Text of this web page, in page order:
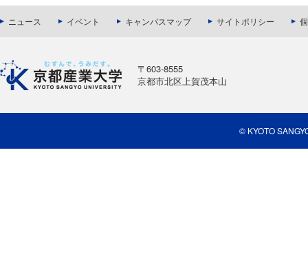
ニュース イベント キャンパスマップ サイトポリシー
〒603-8555
京都市北区上賀茂本山
© KYOTO